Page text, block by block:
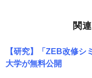
関
【研究】「ZEB改修シ
大学が無料公開